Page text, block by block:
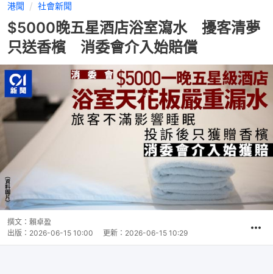
港聞 社會新聞
$5000晚五星酒店浴室瀉水 擾客清夢
只送香檳 消委會介入始賠償
撰文： 賴卓盈
出版： 2026-06-15 10:00 更新： 2026-06-15 10:29